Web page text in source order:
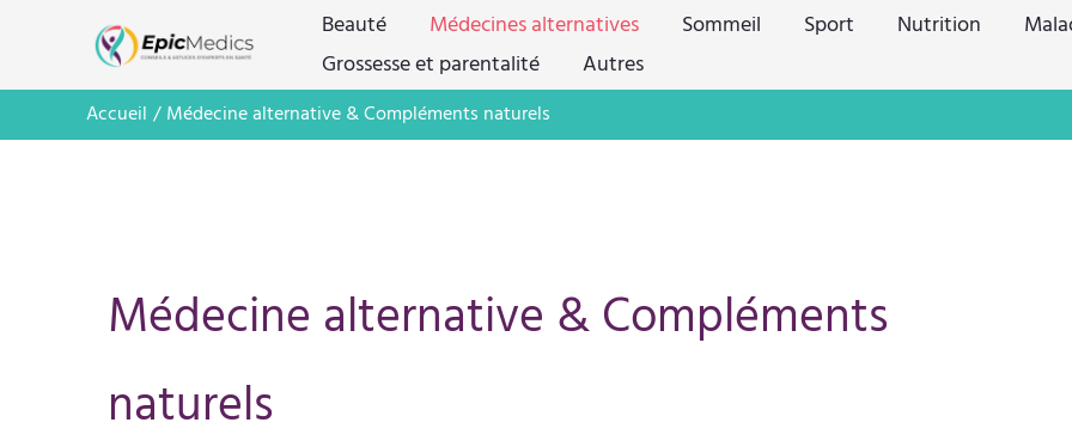
contenu
Beauté Médecines alternatives Sommeil Sport Nutrition
Grossesse et parentalité
Autres
Accueil Médecine alternative & Compléments naturels
Médecine alternative & Compléments
naturels